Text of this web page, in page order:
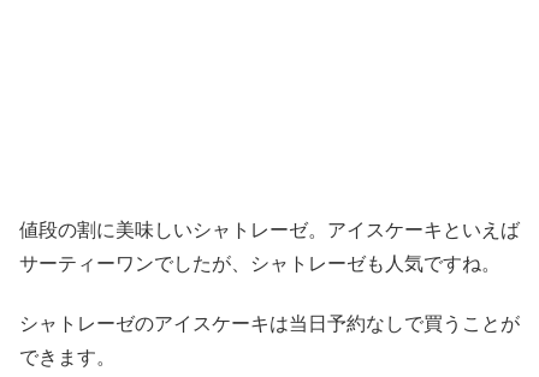
値段の割に美味しいシャトレーゼ。アイスケーキといえば
サーティーワンでしたが、シャトレーゼも人気ですね。
シャトレーゼのアイスケーキは当日予約なしで買うことが
できます。